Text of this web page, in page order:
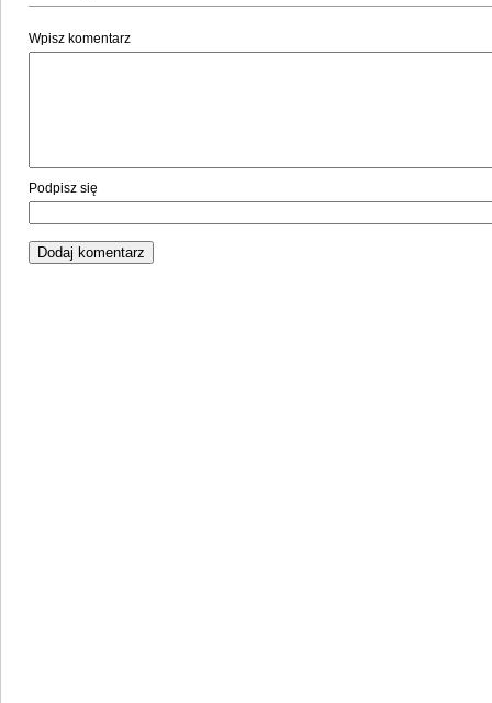
Wpisz komentarz
Podpisz się